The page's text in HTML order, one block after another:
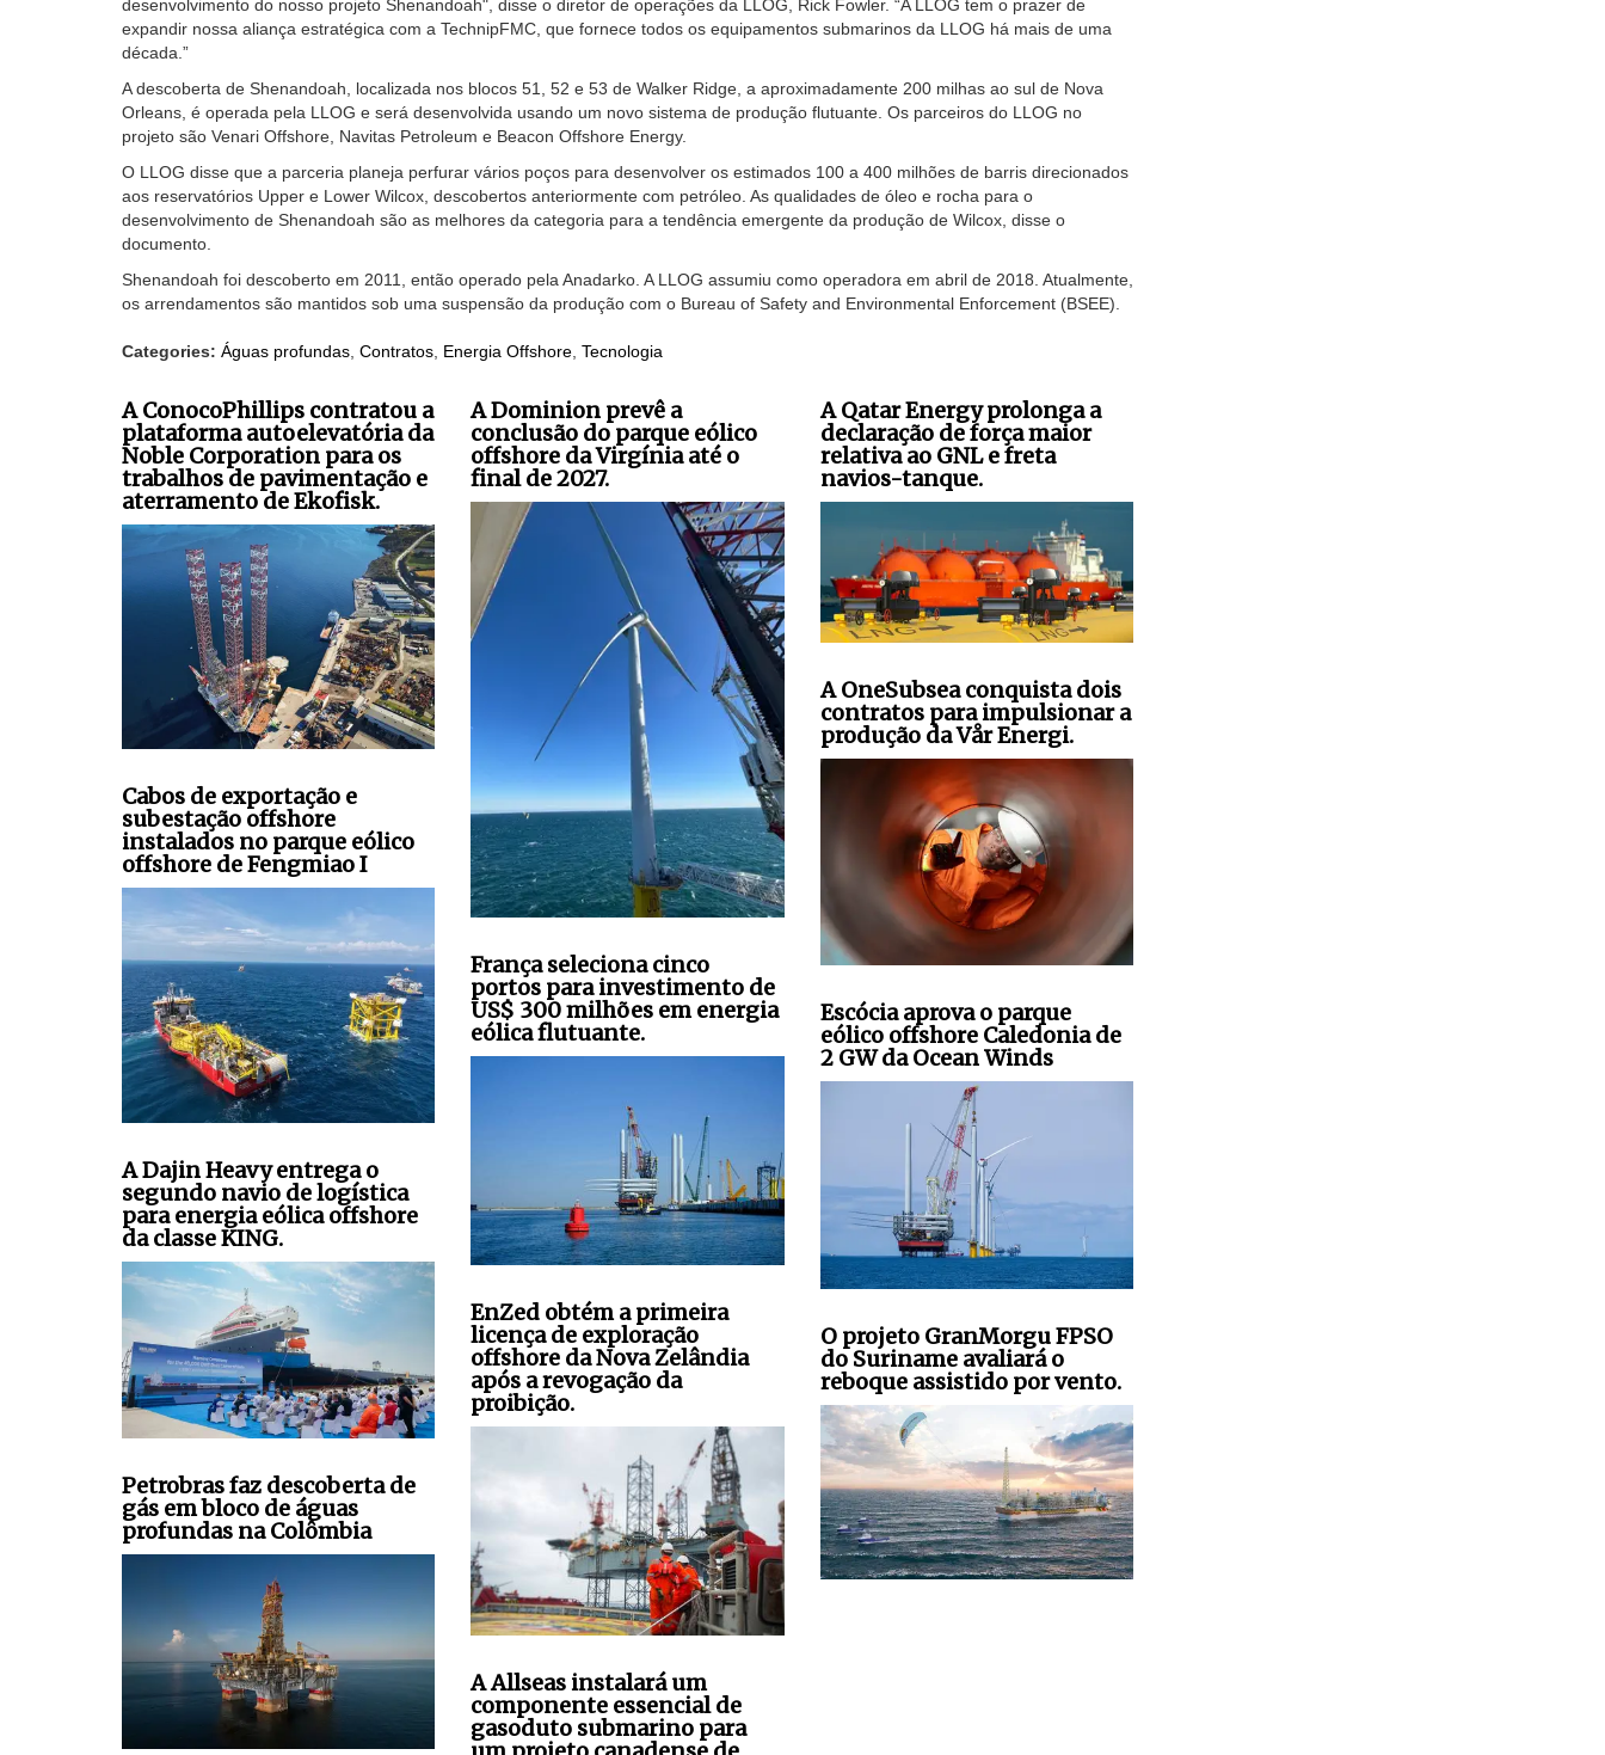
desenvolvimento do nosso projeto Shenandoah", disse o diretor de operações da LLOG, Rick Fowler. “A LLOG tem o prazer de
expandir nossa aliança estratégica com a TechnipFMC, que fornece todos os equipamentos submarinos da LLOG há mais de uma
década.”
A descoberta de Shenandoah, localizada nos blocos 51, 52 e 53 de Walker Ridge, a aproximadamente 200 milhas ao sul de Nova
Orleans, é operada pela LLOG e será desenvolvida usando um novo sistema de produção flutuante. Os parceiros do LLOG no
projeto são Venari Offshore, Navitas Petroleum e Beacon Offshore Energy.
O LLOG disse que a parceria planeja perfurar vários poços para desenvolver os estimados 100 a 400 milhões de barris direcionados
aos reservatórios Upper e Lower Wilcox, descobertos anteriormente com petróleo. As qualidades de óleo e rocha para o
desenvolvimento de Shenandoah são as melhores da categoria para a tendência emergente da produção de Wilcox, disse o
documento.
Shenandoah foi descoberto em 2011, então operado pela Anadarko. A LLOG assumiu como operadora em abril de 2018. Atualmente,
os arrendamentos são mantidos sob uma suspensão da produção com o Bureau of Safety and Environmental Enforcement (BSEE).
Categories: Águas profundas Contratos Energia Offshore Tecnologia
A ConocoPhillips contratou a
plataforma autoelevatória da
Noble Corporation para os
trabalhos de pavimentação e
aterramento de Ekofisk.
Cabos de exportação e
subestação offshore
instalados no parque eólico
offshore de Fengmiao I
A Dajin Heavy entrega o
segundo navio de logística
para energia eólica offshore
da classe KING.
Petrobras faz descoberta de
gás em bloco de águas
profundas na Colômbia
A Dominion prevê a
conclusão do parque eólico
offshore da Virgínia até o
final de 2027.
França seleciona cinco
portos para investimento de
US$ 300 milhões em energia
eólica flutuante.
EnZed obtém a primeira
licença de exploração
offshore da Nova Zelândia
após a revogação da
proibição.
A Allseas instalará um
componente essencial de
gasoduto submarino para
A Qatar Energy prolonga a
declaração de força maior
relativa ao GNL e freta
navios-tanque.
A OneSubsea conquista dois
contratos para impulsionar a
produção da Vår Energi.
Escócia aprova o parque
eólico offshore Caledonia de
2 GW da Ocean Winds
O projeto GranMorgu FPSO
do Suriname avaliará o
reboque assistido por vento.